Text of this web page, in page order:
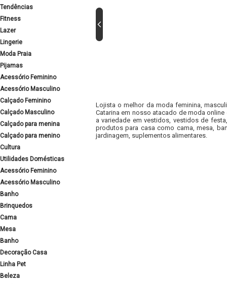
Tendências
Fitness
Lazer
Lingerie
Moda Praia
Pijamas
Acessório Feminino
Acessório Masculino
Calçado Feminino
Calçado Masculino
Calçado para menina
Calçado para menino
Cultura
Utilidades Domésticas
Acessório Feminino
Acessório Masculino
Banho
Brinquedos
Cama
Mesa
Banho
Decoração Casa
Linha Pet
Beleza
Lojista o melhor da moda feminina,
Catarina em nosso atacado de moda
a variedade em vestidos, vestidos de
produtos para casa como cama, mesa,
jardinagem, suplementos alimentares.